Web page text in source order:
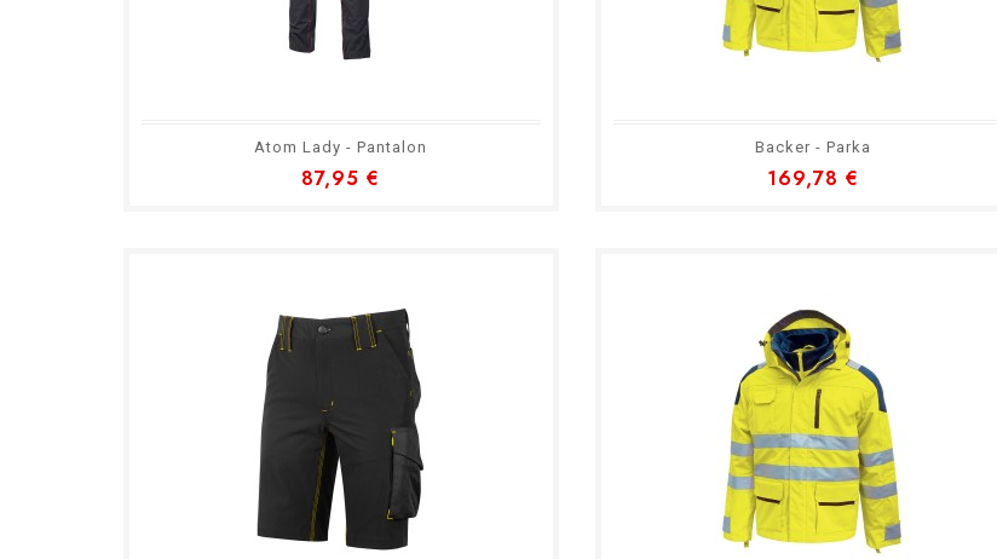
Atom Lady - Pantalon
87,95 €
Backer - Parka
169,78 €